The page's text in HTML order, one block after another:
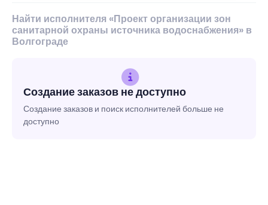
Найти исполнителя «Проект организации зон
санитарной охраны источника водоснабжения» в
Волгограде
Создание заказов не доступно
Создание заказов и поиск исполнителей больше не
доступно